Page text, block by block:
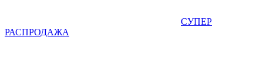
СУПЕР
РАСПРОДАЖА